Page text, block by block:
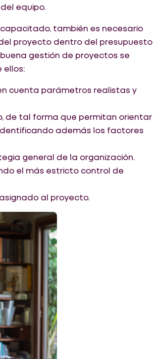
equipo.
también es necesario
proyecto dentro del presupuesto
gestión de proyectos se
ellos:
cuenta parámetros realistas y
de tal forma que permitan orientar
además los factores
general de la organización.
el más estricto control de
al proyecto.